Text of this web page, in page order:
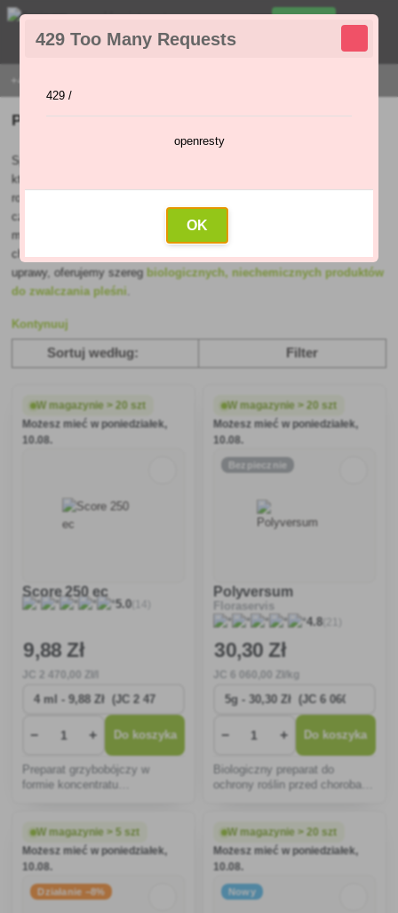
429 Too Many Requests
429 /
openresty
OK
+421 915 420 295 | PONIEDZIAŁEK - PIĄTEK 9:00 - 16:00
Preparaty przeciw chorobom grzybiczym
Spraye
które atakują rośliny. Istnieje ponad 100 gatunków grzybiczych chorób
roślin. Chemiczne
często mają szerokie spektrum działania. W praktyce oznacza to, że
mogą wyeliminować kilka gatunków grzybów wywołujących grzybicze
choroby roślin. Dla tych, którzy preferują bardziej ekologiczny sposób
uprawy, oferujemy szereg biologicznych, niechemicznych produktów
do zwalczania pleśni
Kontynuuj
Sortuj według: Filter
W magazynie > 20 szt
Możesz mieć w poniedziałek,
10.08.
Score 250 ec
5.0(14)
9,88 Zł
2 470
− + Do koszyka
Preparat grzybobójczy w
formie koncentratu
buraka cukrowego, buraka
pastewnego, owoców
ziarnkowych, marchwi i
grzybowym
W magazynie > 20 szt
Możesz mieć w poniedziałek,
10.08.
Bezpiecznie
Polyversum
Floraservis
4.8(21)
30,30 Zł
,00 Zł/kg
− + Do koszyka
Biologiczny preparat do
ochrony roślin przed chorobami
W magazynie > 5 szt
Możesz mieć w poniedziałek,
10.08.
Działanie −8%
W magazynie > 20 szt
Możesz mieć w poniedziałek,
10.08.
Nowy